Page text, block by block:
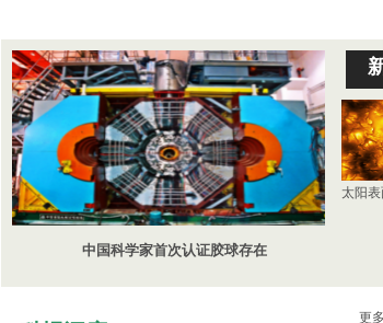
中国科学家首次认证胶球存在
太阳
更多